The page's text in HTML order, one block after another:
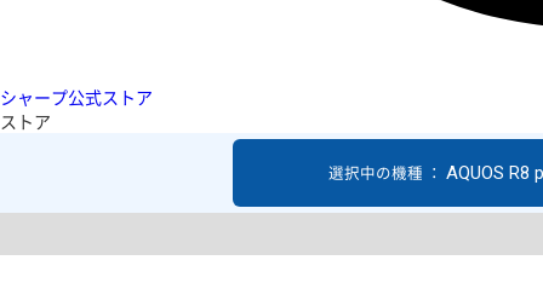
シャープ公式ストア
ストア
選択中の機種 ： AQUOS R8